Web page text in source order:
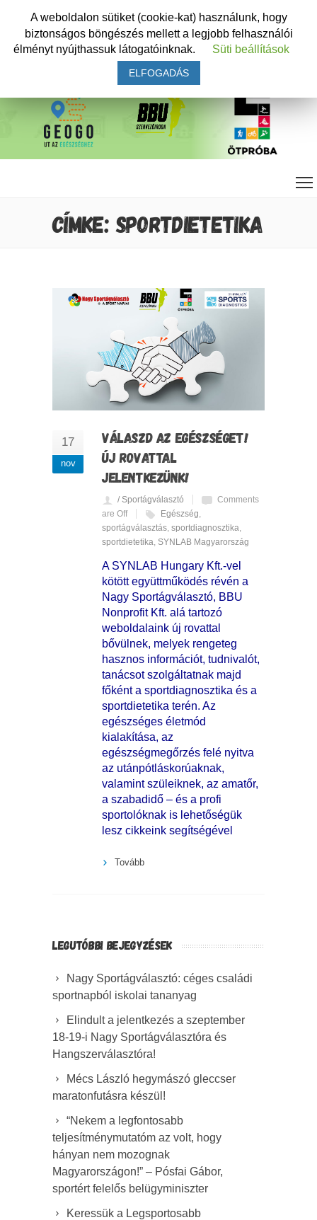
CÍMKE: SPORTDIETETIKA
17
nov
VÁLASZD AZ EGÉSZSÉGET!
ÚJ ROVATTAL
JELENTKEZÜNK!
/ Sportágválasztó
Comments
are Off
Egészség
sportágválasztás sportdiagnosztika
sportdietetika SYNLAB Magyarország
A SYNLAB Hungary Kft.-vel
kötött együttműködés révén a
Nagy Sportágválasztó, BBU
Nonprofit Kft. alá tartozó
weboldalaink új rovattal
bővülnek, melyek rengeteg
hasznos információt, tudnivalót,
tanácsot szolgáltatnak majd
főként a sportdiagnosztika és a
sportdietetika terén. Az
egészséges életmód
kialakítása, az
egészségmegőrzés felé nyitva
az utánpótláskorúaknak,
valamint szüleiknek, az amatőr,
a szabadidő – és a profi
sportolóknak is lehetőségük
lesz cikkeink segítségével
Tovább
LEGUTÓBBI BEJEGYZÉSEK
Nagy Sportágválasztó: céges családi
sportnapból iskolai tananyag
Elindult a jelentkezés a szeptember
18-19-i Nagy Sportágválasztóra és
Hangszerválasztóra!
Mécs László hegymászó gleccser
maratonfutásra készül!
“Nekem a legfontosabb
teljesítménymutatóm az volt, hogy
hányan nem mozognak
Magyarországon!” – Pósfai Gábor,
sportért felelős belügyminiszter
Keressük a Legsportosabb
A weboldalon sütiket (cookie-kat) használunk, hogy
biztonságos böngészés mellett a legjobb felhasználói
élményt nyújthassuk látogatóinknak.
Süti beállítások
ELFOGADÁS